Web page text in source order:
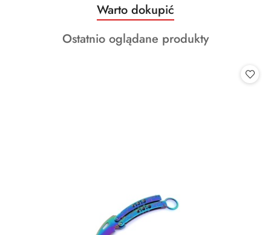
Pomiń karuzelę produktów
Produkty
o
statusie:
Warto dokupić
Produkty
Ostatnio oglądane produkty